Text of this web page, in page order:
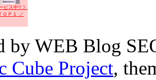
ビス中!! 》
ＯＰ１ ／
by WEB Blog
Cube Project,